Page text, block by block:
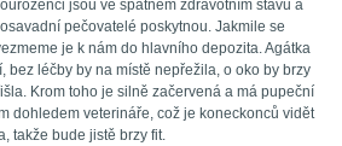
jsou ve špatném zdravotním stavu a
pečovatelé poskytnou. Jakmile se
je k nám do hlavního depozita. Agátka
bez léčby by na místě nepřežila, o oko by brzy
Krom toho je silně začervená a má pupeční
dohledem veterináře, což je koneckonců vidět
takže bude jistě brzy fit.